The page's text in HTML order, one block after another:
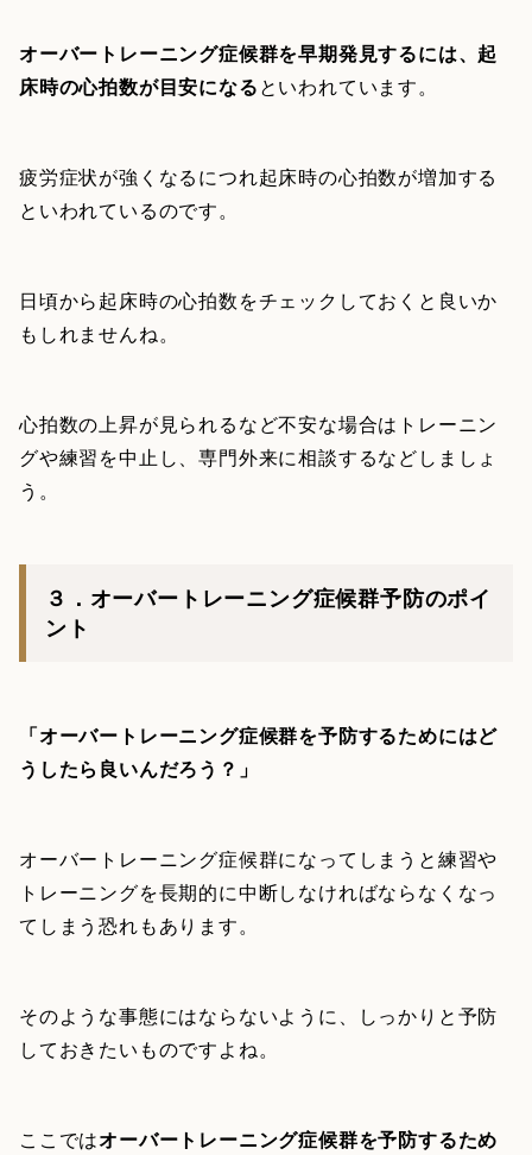
オーバートレーニング症候群を早期発見するには、起
床時の心拍数が目安になるといわれています。
疲労症状が強くなるにつれ起床時の心拍数が増加する
といわれているのです。
日頃から起床時の心拍数をチェックしておくと良いか
もしれませんね。
心拍数の上昇が見られるなど不安な場合はトレーニン
グや練習を中止し、専門外来に相談するなどしましょ
う。
３．オーバートレーニング症候群予防のポイ
ント
「オーバートレーニング症候群を予防するためにはど
うしたら良いんだろう？」
オーバートレーニング症候群になってしまうと練習や
トレーニングを長期的に中断しなければならなくなっ
てしまう恐れもあります。
そのような事態にはならないように、しっかりと予防
しておきたいものですよね。
ここではオーバートレーニング症候群を予防するため